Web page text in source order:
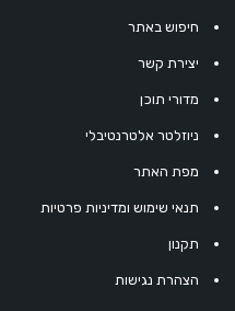
חיפוש באתר
יצירת קשר
מדורי תוכן
ניוזלטר אלטרנטיבלי
מפת האתר
תנאי שימוש ומדיניות פרטיות
תקנון
הצהרת נגישות